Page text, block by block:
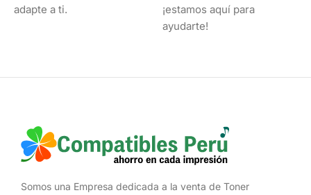
adapte a ti.
¡estamos aquí para
ayudarte!
Somos una Empresa dedicada a la venta de Toner